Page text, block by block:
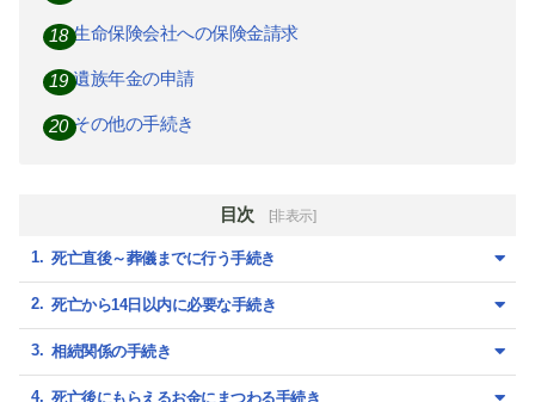
生命保険会社への保険金請求
遺族年金の申請
その他の手続き
目次 [非表示]
死亡直後～葬儀までに行う手続き
死亡から14日以内に必要な手続き
相続関係の手続き
死亡後にもらえるお金にまつわる手続き